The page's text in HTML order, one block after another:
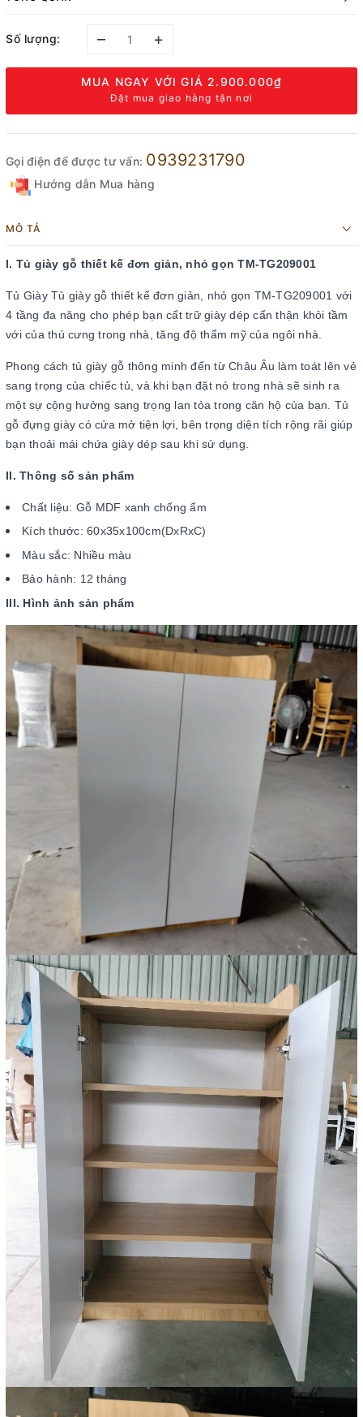
Số lượng: – +
MUA NGAY VỚI GIÁ 2.900.000₫
Đặt mua giao hàng tận nơi
Gọi điện để được tư vấn: 0939231790
Hướng dẫn Mua hàng
MÔ TẢ
I. Tủ giày gỗ thiết kế đơn giản, nhỏ gọn TM-TG209001
Tủ Giày Tủ giày gỗ thiết kế đơn giản, nhỏ gọn TM-TG209001 với
4 tầng đa năng cho phép bạn cất trữ giày dép cẩn thận khỏi tầm
với của thú cưng trong nhà, tăng độ thẩm mỹ của ngôi nhà.
Phong cách tủ giày gỗ thông minh đến từ Châu Âu làm toát lên vẻ
sang trọng của chiếc tủ, và khi bạn đặt nó trong nhà sẽ sinh ra
một sự cộng hưởng sang trọng lan tỏa trong căn hộ của bạn. Tủ
gỗ đựng giày có cửa mở tiện lợi, bên trọng diện tích rộng rãi giúp
bạn thoải mái chứa giày dép sau khi sử dụng.
II. Thông số sản phẩm
Chất liệu: Gỗ MDF xanh chống ẩm
Kích thước: 60x35x100cm(DxRxC)
Màu sắc: Nhiều màu
Bảo hành: 12 tháng
III. Hình ảnh sản phẩm